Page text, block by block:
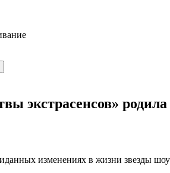
экстрасенсов»
изменениях в жизни звезды шоу